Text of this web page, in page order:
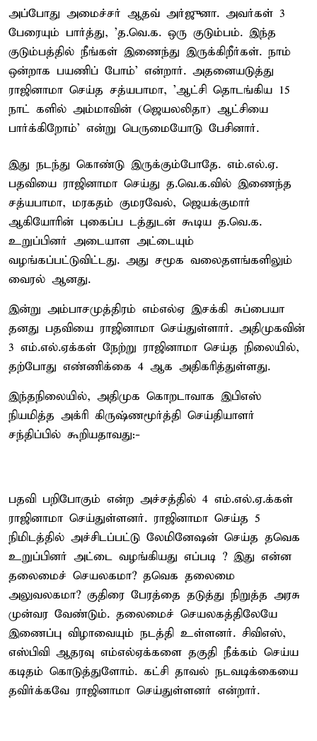
அப்போது அமைச்சர் ஆதவ் அர்ஜுனா. அவர்கள் 3
பேரையும் பார்த்து, 'த.வெ.க. ஒரு குடும்பம். இந்த
குடும்பத்தில் நீங்கள் இணைந்து இருக்கிறீர்கள். நாம்
ஒன்றாக பயணிப் போம்' என்றார். அதனையடுத்து
ராஜினாமா செய்த சத்யபாமா, 'ஆட்சி தொடங்கிய 15
நாட் களில் அம்மாவின் (ஜெயலலிதா) ஆட்சியை
பார்க்கிறோம்' என்று பெருமையோடு பேசினார்.
இது நடந்து கொண்டு இருக்கும்போதே. எம்.எல்.ஏ.
பதவியை ராஜினாமா செய்து த.வெ.க.வில் இணைந்த
சத்யபாமா, மரகதம் குமரவேல், ஜெயக்குமார்
ஆகியோரின் புகைப்ப டத்துடன் கூடிய த.வெ.க.
உறுப்பினர் அடையாள அட்டையும்
வழங்கப்பட்டுவிட்டது. அது சமூக வலைதளங்களிலும்
வைரல் ஆனது.
இன்று அம்பாசமுத்திரம் எம்எல்ஏ இசக்கி சுப்பையா
தனது பதவியை ராஜினாமா செய்துள்ளார். அதிமுகவின்
3 எம்.எல்.ஏக்கள் நேற்று ராஜினாமா செய்த நிலையில்,
தற்போது எண்ணிக்கை 4 ஆக அதிகரித்துள்ளது.
இந்தநிலையில், அதிமுக கொறடாவாக இபிஎஸ்
நியமித்த அக்ரி கிருஷ்ணமூர்த்தி செய்தியாளர்
சந்திப்பில் கூறியதாவது:-
பதவி பறிபோகும் என்ற அச்சத்தில் 4 எம்.எல்.ஏ.க்கள்
ராஜினாமா செய்துள்ளனர். ராஜினாமா செய்த 5
நிமிடத்தில் அச்சிடப்பட்டு லேமினேஷன் செய்த தவெக
உறுப்பினர் அட்டை வழங்கியது எப்படி ? இது என்ன
தலைமைச் செயலகமா? தவெக தலைமை
அலுவலகமா? குதிரை பேரத்தை தடுத்து நிறுத்த அரசு
முன்வர வேண்டும். தலைமைச் செயலகத்திலேயே
இணைப்பு விழாவையும் நடத்தி உள்ளனர். சிவிஎஸ்,
எஸ்பிவி ஆதரவு எம்எல்ஏக்களை தகுதி நீக்கம் செய்ய
கடிதம் கொடுத்துளோம். கட்சி தாவல் நடவடிக்கையை
தவிர்க்கவே ராஜினாமா செய்துள்ளனர் என்றார்.